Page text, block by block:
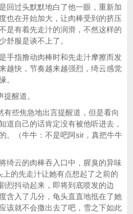
过头默默地白了他一眼，重新加
也在开始加大，让肉棒受到的挤压
是有着先走汁的润滑，不然这样的
舒服是谈不上了。
指撸动肉棒时和先走汁摩擦而发
越快，节奏越来越强烈，绮云感觉
。
醒道。
些焦急地出言提醒道，但是看向
道自己的话肯定没有被他听进去，
。（牛牛：不是吧阿sir，真把牛牛
云的肉棒吞入口中，腥臭的异味
的先走汁让她有点想起了之前的
烈抖动起来，即将到底喷发的边
含入了几分，龟头直直地抵在了她
该就不会撒出去了吧，雪之下如此